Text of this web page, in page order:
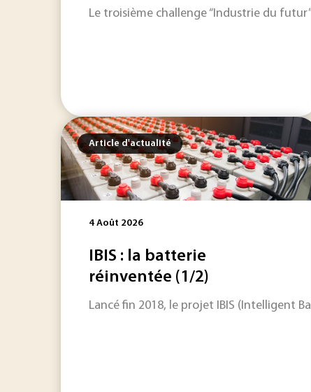
Le troisième challenge “Industrie du
Article d'actualité
4 Août 2026
IBIS : la batterie
réinventée (1/2)
Lancé fin 2018, le projet IBIS (Intelligent